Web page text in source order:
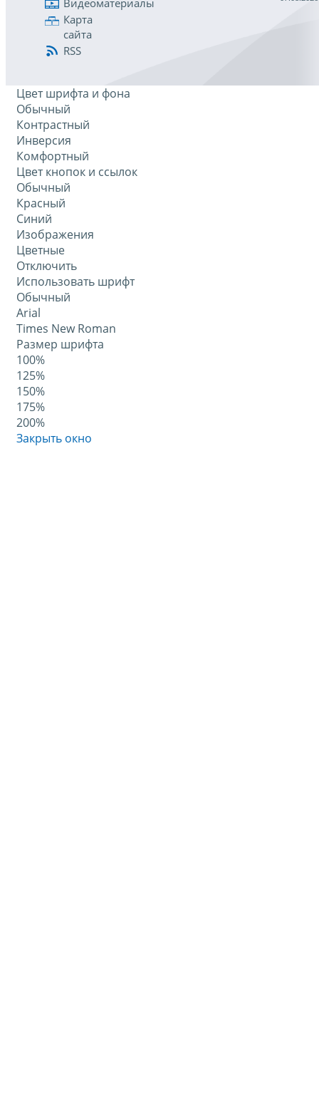
Видеоматериалы
Карта
сайта
RSS
Цвет шрифта и фона
Обычный
Контрастный
Инверсия
Комфортный
Цвет кнопок и ссылок
Обычный
Красный
Синий
Изображения
Цветные
Отключить
Использовать шрифт
Обычный
Arial
Times New Roman
Размер шрифта
100%
125%
150%
175%
200%
Закрыть окно